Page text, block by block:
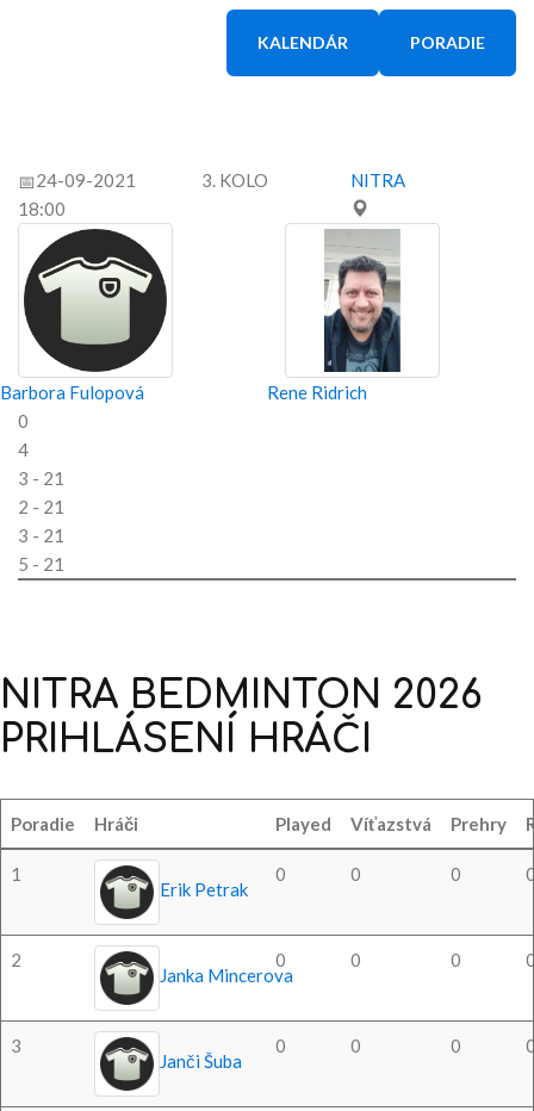
KALENDÁR PORADIE
24-09-2021
18:00
3. KOLO NITRA
Barbora Fulopová
Rene Ridrich
0
4
3 - 21
2 - 21
3 - 21
5 - 21
NITRA BEDMINTON 2026
PRIHLÁSENÍ HRÁČI
Poradie Hráči Played Víťazstvá Prehry
1
Erik Petrak
0 0 0
2
Janka Mincerova
0 0 0
3
Janči Šuba
0 0 0